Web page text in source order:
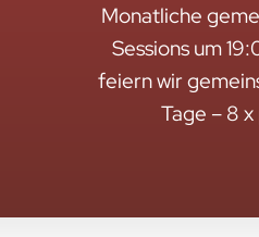
Monatliche
Sessions um
feiern wir
Tage – 8